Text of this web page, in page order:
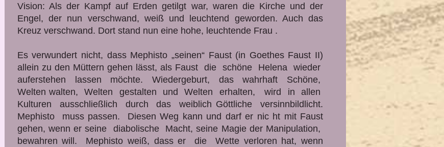
Vision: Als der Kampf auf Erden getilgt war, waren die Kirche und der
Engel, der nun verschwand, weiß und leuchtend geworden. Auch das
Kreuz verschwand. Dort stand nun eine hohe, leuchtende Frau .
Es verwundert nicht, dass Mephisto „seinen“ Faust (in Goethes Faust II)
allein zu den Müttern gehen lässt, als Faust die schöne Helena wieder
auferstehen lassen möchte. Wiedergeburt, das wahrhaft Schöne,
Welten walten, Welten gestalten und Welten erhalten, wird in allen
Kulturen ausschließlich durch das weiblich Göttliche versinnbildlicht.
Mephisto muss passen. Diesen Weg kann und darf er nic ht mit Faust
gehen, wenn er seine diabolische Macht, seine Magie der Manipulation,
bewahren will. Mephisto weiß, dass er die Wette verloren hat, wenn